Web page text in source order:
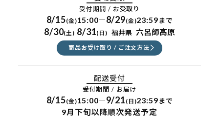
受付期間 / お受取り
8/15(金)15:00―8/29(金)23:59まで
8/30(土) 8/31(日) 福井県 六呂師高原
商品お受け取り / ご注文方法
配送受付
受付期間 / お届け
8/15(金)15:00―9/21 (日)23:59まで
9月下旬以降順次発送予定